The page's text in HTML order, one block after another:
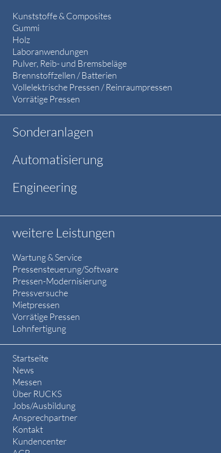
Kunststoffe & Composites
Gummi
Holz
Laboranwendungen
Pulver, Reib- und Bremsbeläge
Brennstoffzellen / Batterien
Vollelektrische Pressen / Reinraumpressen
Vorrätige Pressen
Sonderanlagen
Automatisierung
Engineering
weitere Leistungen
Wartung & Service
Pressensteuerung/Software
Pressen-Modernisierung
Pressversuche
Mietpressen
Vorrätige Pressen
Lohnfertigung
Startseite
News
Messen
Über RUCKS
Jobs/Ausbildung
Ansprechpartner
Kontakt
Kundencenter